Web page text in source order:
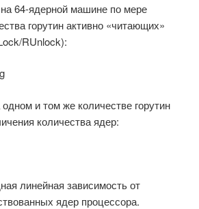
64-ядерной машине по мере
горутин активно «читающих»
RUnlock):
и том же количестве горутин
количества ядер:
линейная зависимость от
ядер процессора.